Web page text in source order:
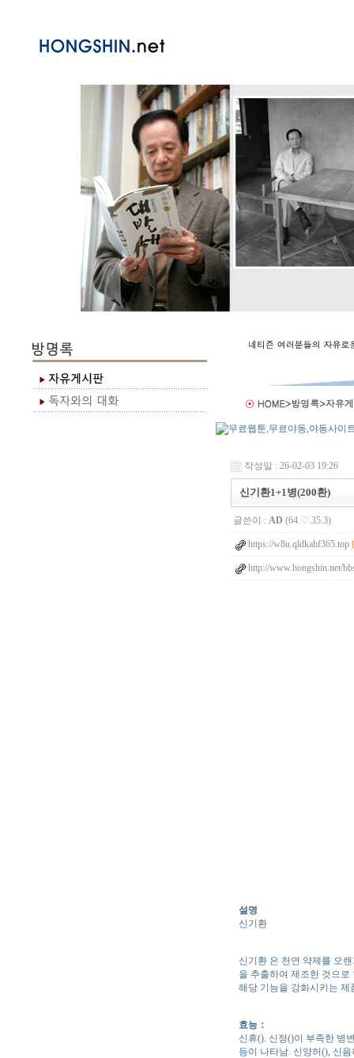
작성일 : 26-02-03 19:26
신기환1+1병(200환)
글쓴이 : AD (64.♡.35.3)
https://w8u.qldkahf365.top
http://www.hongshin.net/
설명
신기환
신기환 은 천연 약제를 오
을 추출하여 제조한 것으
해당 기능을 강화시키는 제
효능：
신휴(). 신정()이 부족한 병
등이 나타남. 신양허(), 신